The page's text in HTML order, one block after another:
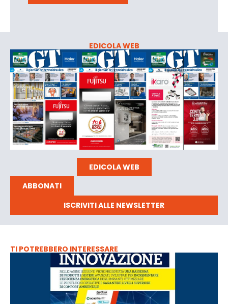
EDICOLA WEB
EDICOLA WEB
ABBONATI
ISCRIVITI ALLE NEWSLETTER
TI POTREBBERO INTERESSARE